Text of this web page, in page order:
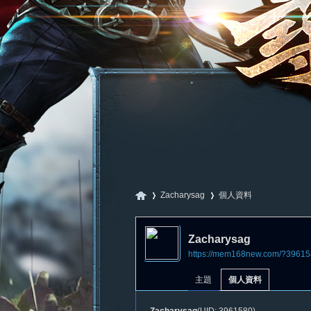
Zacharysag
›
個人資料
Zacharysag
https://mem168new.com/
主題 個人資料